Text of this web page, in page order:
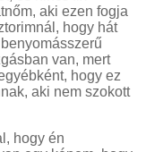
aki ezen fogja
hogy hát
van, mert
hogy ez
aki nem szokott
hogy én